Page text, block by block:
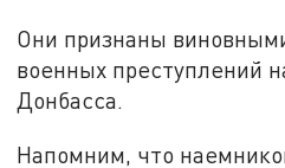
Они признаны
военных преступлений
Донбасса.
Напомним, что